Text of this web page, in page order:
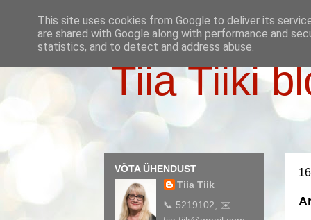
Tiia Tiiki
VÕTA ÜHENDUST
Tiia Tiik
📞 5219102, ✉️
This site uses cookies from Google to deliver its
are shared with Google along with performance and
statistics, and to detect and address abuse.